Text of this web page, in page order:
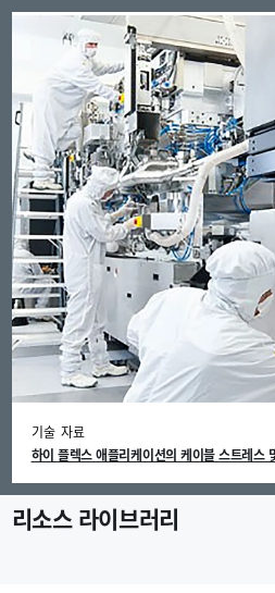
기술 자료
하이 플렉스 애플리케이션의 케이블 스트레스
리소스 라이브러리